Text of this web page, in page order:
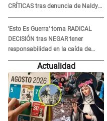
CRÍTICAS tras denuncia de Naldy
Saldaña contra su tío: "Cómplice"
'Esto Es Guerra' toma RADICAL
DECISIÓN tras NEGAR tener
responsabilidad en la caída de
Kevin Díaz desde 8 metros de
Actualidad